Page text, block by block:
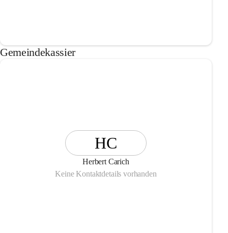
Gemeindekassier
HC
Herbert Carich
Keine Kontaktdetails vorhanden